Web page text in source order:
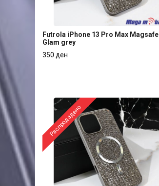
Futrola iPhone 13 Pro Max Magsafe
Futrola iPhone 13 Pro Max Magsafe
Glam grey
350 ден
Распродадено